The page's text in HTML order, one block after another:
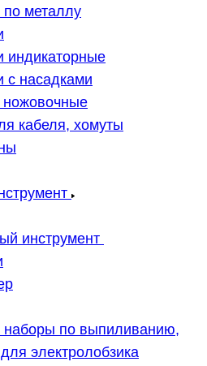
металлу
индикаторные
с насадками
ножовочные
кабеля, хомуты
инструмент
наборы по выпиливанию,
электролобзика